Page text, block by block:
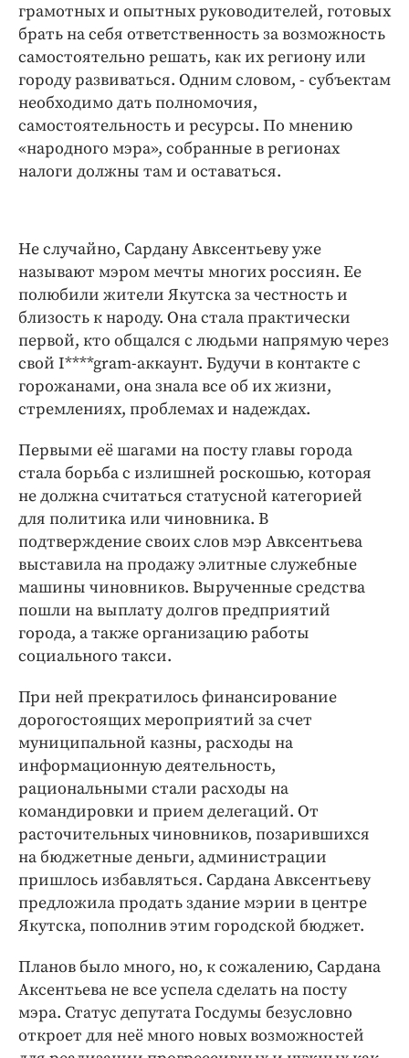
грамотных и опытных руководителей, готовых
брать на себя ответственность за возможность
самостоятельно решать, как их региону или
городу развиваться. Одним словом, - субъектам
необходимо дать полномочия,
самостоятельность и ресурсы. По мнению
«народного мэра», собранные в регионах
налоги должны там и оставаться.
Не случайно, Сардану Авксентьеву уже
называют мэром мечты многих россиян. Ее
полюбили жители Якутска за честность и
близость к народу. Она стала практически
первой, кто общался с людьми напрямую через
свой I****gram-аккаунт. Будучи в контакте с
горожанами, она знала все об их жизни,
стремлениях, проблемах и надеждах.
Первыми её шагами на посту главы города
стала борьба с излишней роскошью, которая
не должна считаться статусной категорией
для политика или чиновника. В
подтверждение своих слов мэр Авксентьева
выставила на продажу элитные служебные
машины чиновников. Вырученные средства
пошли на выплату долгов предприятий
города, а также организацию работы
социального такси.
При ней прекратилось финансирование
дорогостоящих мероприятий за счет
муниципальной казны, расходы на
информационную деятельность,
рациональными стали расходы на
командировки и прием делегаций. От
расточительных чиновников, позарившихся
на бюджетные деньги, администрации
пришлось избавляться. Сардана Авксентьеву
предложила продать здание мэрии в центре
Якутска, пополнив этим городской бюджет.
Планов было много, но, к сожалению, Сардана
Аксентьева не все успела сделать на посту
мэра. Статус депутата Госдумы безусловно
откроет для неё много новых возможностей